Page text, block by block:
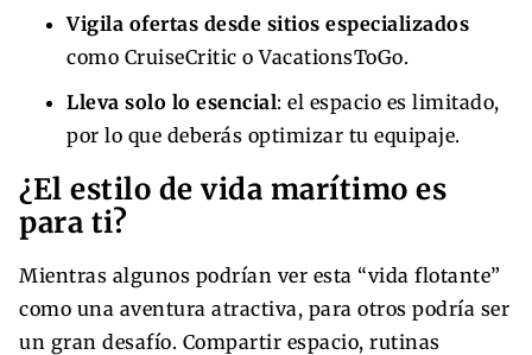
Vigila ofertas desde sitios especializados
como CruiseCritic o VacationsToGo.
Lleva solo lo esencial: el espacio es limitado,
por lo que deberás optimizar tu equipaje.
¿El estilo de vida marítimo es
para ti?
Mientras algunos podrían ver esta “vida flotante”
como una aventura atractiva, para otros podría ser
un gran desafío. Compartir espacio, rutinas